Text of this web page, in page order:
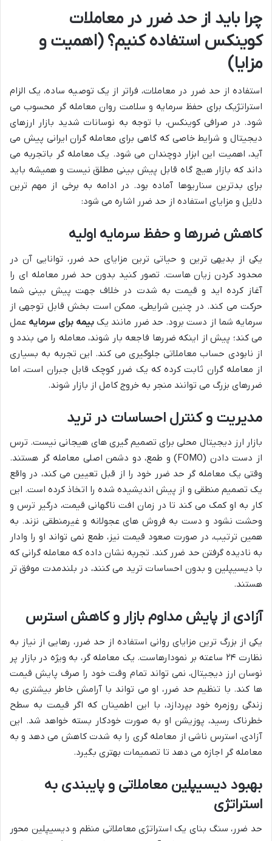
چرا باید از حد ضرر در معاملات
کوینکس استفاده کنیم؟ (اهمیت و
مزایا)
استفاده از حد ضرر در معاملات، فراتر از یک توصیه ساده، یک الزام
استراتژیک برای حفظ سرمایه و سلامت روان معامله گر محسوب می
شود. در صرافی کوینکس، با توجه به نوسانات شدید بازار ارزهای
دیجیتال و شرایط خاصی که گاهی برای معامله گران ایرانی پیش می
آید، اهمیت این ابزار دوچندان می شود. یک معامله گر باتجربه می
داند که بازار هیچ گاه قابل پیش بینی مطلق نیست و همیشه باید
برای بدترین سناریوها آماده بود. در ادامه به برخی از مهم ترین
دلایل و مزایای استفاده از حد ضرر اشاره می شود:
کاهش ضررها و حفظ سرمایه اولیه
یکی از بدیهی ترین و حیاتی ترین مزایای حد ضرر، توانایی آن در
محدود کردن زیان هاست. تصور کنید بدون حد ضرر معامله ای را
آغاز کرده اید و قیمت به شدت در خلاف جهت پیش بینی شما
حرکت می کند. در چنین شرایطی، ممکن است بخش قابل توجهی از
سرمایه شما از دست برود. حد ضرر مانند یکبیمه برای سرمایه عمل
می کند؛ پیش از اینکه ضررها فاجعه بار شوند، معامله را می بندد و
از نابودی حساب معاملاتی جلوگیری می کند. این تجربه به بسیاری
از معامله گران ثابت کرده که یک ضرر کوچک قابل جبران است، اما
ضررهای بزرگ می توانند منجر به خروج کامل از بازار شوند.
مدیریت و کنترل احساسات در ترید
بازار ارز دیجیتال محلی برای تصمیم گیری های هیجانی نیست. ترس
از دست دادن (FOMO) و طمع، دو دشمن اصلی معامله گر هستند.
وقتی یک معامله گر حد ضرر خود را از قبل تعیین می کند، در واقع
یک تصمیم منطقی و از پیش اندیشیده شده را اتخاذ کرده است. این
کار به او کمک می کند تا در زمان افت ناگهانی قیمت، درگیر ترس و
وحشت نشود و دست به فروش های عجولانه و غیرمنطقی نزند. به
همین ترتیب، در صورت صعود قیمت نیز، طمع نمی تواند او را وادار
به نادیده گرفتن حد ضرر کند. تجربه نشان داده که معامله گرانی که
با دیسیپلین و بدون احساسات ترید می کنند، در بلندمدت موفق تر
هستند.
آزادی از پایش مداوم بازار و کاهش استرس
یکی از بزرگ ترین مزایای روانی استفاده از حد ضرر، رهایی از نیاز به
نظارت ۲۴ ساعته بر نمودارهاست. یک معامله گر، به ویژه در بازار پر
نوسان ارز دیجیتال، نمی تواند تمام وقت خود را صرف پایش قیمت
ها کند. با تنظیم حد ضرر، او می تواند با آرامش خاطر بیشتری به
زندگی روزمره خود بپردازد، با این اطمینان که اگر قیمت به سطح
خطرناک رسید، پوزیشن او به صورت خودکار بسته خواهد شد. این
آزادی، استرس ناشی از معامله گری را به شدت کاهش می دهد و به
معامله گر اجازه می دهد تا تصمیمات بهتری بگیرد.
بهبود دیسیپلین معاملاتی و پایبندی به
استراتژی
حد ضرر، سنگ بنای یک استراتژی معاملاتی منظم و دیسیپلین محور